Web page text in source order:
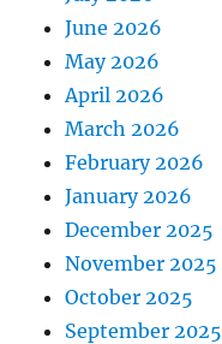
June 2026
May 2026
April 2026
March 2026
February 2026
January 2026
December 2025
November 2025
October 2025
September 2025